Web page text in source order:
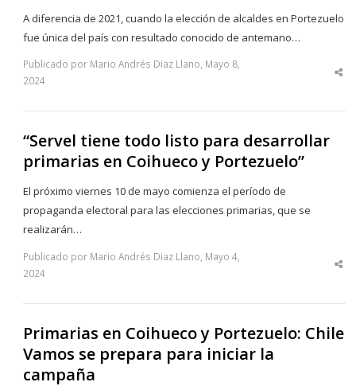
A diferencia de 2021, cuando la elección de alcaldes en Portezuelo
fue única del país con resultado conocido de antemano…
Publicado por Mario Andrés Diaz Llano, Mayo 8,
2024
“Servel tiene todo listo para desarrollar
primarias en Coihueco y Portezuelo”
El próximo viernes 10 de mayo comienza el período de
propaganda electoral para las elecciones primarias, que se
realizarán…
Publicado por Mario Andrés Diaz Llano, Mayo 4,
2024
Primarias en Coihueco y Portezuelo: Chile
Vamos se prepara para iniciar la
campaña